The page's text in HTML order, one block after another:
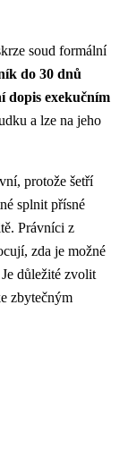
soud formální
do 30 dnů
dopis exekučním
a lze na jeho
protože šetří
splnit přísné
Právníci z
zda je možné
důležité zvolit
zbytečným